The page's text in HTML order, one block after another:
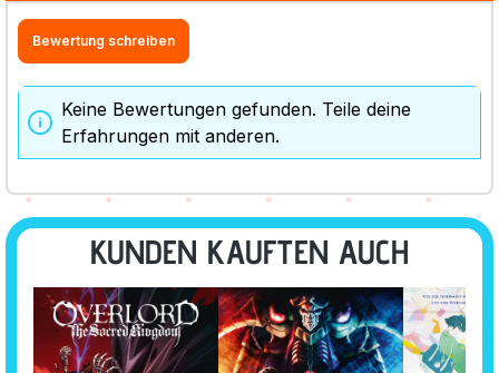
Bewertung schreiben
Keine Bewertungen gefunden. Teile deine
Erfahrungen mit anderen.
KUNDEN KAUFTEN AUCH